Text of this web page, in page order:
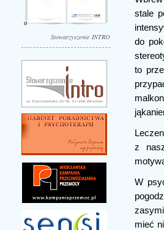
Stowarzyszenie INTRO
stale
do
to
z
W
mieć